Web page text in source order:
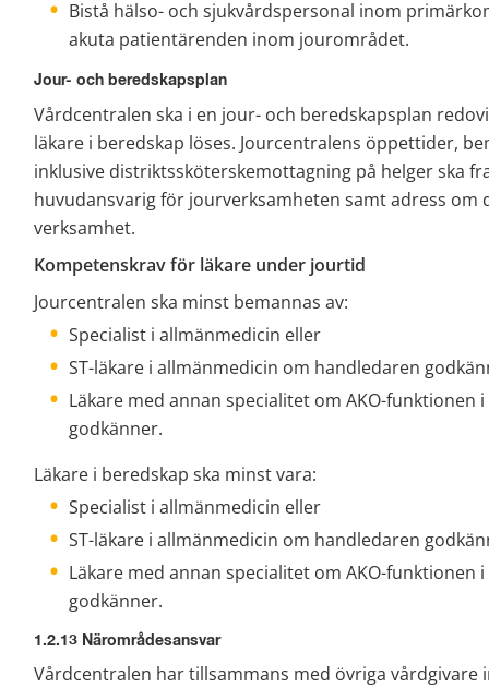
Bistå hälso- och sjukvårdspersonal inom
akuta patientärenden inom jourområdet.
Jour- och beredskapsplan
Vårdcentralen ska i en jour- och beredskapsplan
läkare i beredskap löses. Jourcentralens öppettider,
inklusive distriktssköterskemottagning på helger ska
huvudansvarig för jourverksamheten samt adress
verksamhet.
Kompetenskrav för läkare under jourtid
Jourcentralen ska minst bemannas av:
Specialist i allmänmedicin eller
ST-läkare i allmänmedicin om handledaren
Läkare med annan specialitet om AKO-funktionen
godkänner.
Läkare i beredskap ska minst vara:
Specialist i allmänmedicin eller
ST-läkare i allmänmedicin om handledaren
Läkare med annan specialitet om AKO-funktionen
godkänner.
1.2.13 Närområdesansvar
Vårdcentralen har tillsammans med övriga vårdgivare